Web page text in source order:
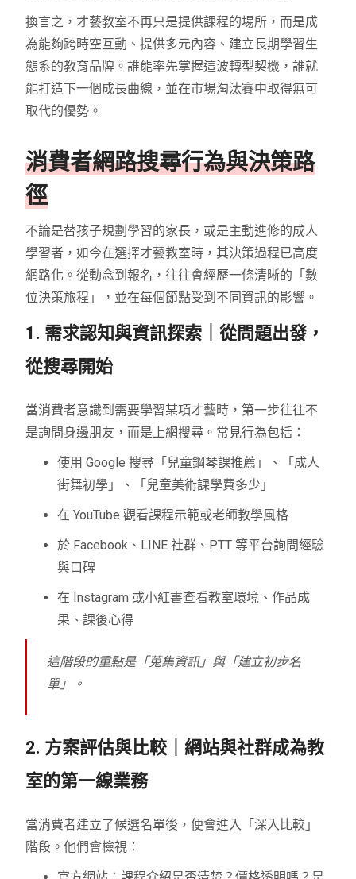
換言之，才藝教室不再只是提供課程的場所，而是成
為能夠跨時空互動、提供多元內容、建立長期學習生
態系的教育品牌。誰能率先掌握這波轉型契機，誰就
能打造下一個成長曲線，並在市場淘汰賽中取得無可
取代的優勢。
消費者網路搜尋行為與決策路
徑
不論是替孩子規劃學習的家長，或是主動進修的成人
學習者，如今在選擇才藝教室時，其決策過程已高度
網路化。從動念到報名，往往會經歷一條清晰的「數
位決策旅程」，並在每個節點受到不同資訊的影響。
1. 需求認知與資訊探索｜從問題出發，
從搜尋開始
當消費者意識到需要學習某項才藝時，第一步往往不
是詢問身邊朋友，而是上網搜尋。常見行為包括：
使用 Google 搜尋「兒童鋼琴課推薦」、「成人
街舞初學」、「兒童美術課學費多少」
在 YouTube 觀看課程示範或老師教學風格
於 Facebook、LINE 社群、PTT 等平台詢問經驗
與口碑
在 Instagram 或小紅書查看教室環境、作品成
果、課後心得
這階段的重點是「蒐集資訊」與「建立初步名
單」。
2. 方案評估與比較｜網站與社群成為教
室的第一線業務
當消費者建立了候選名單後，便會進入「深入比較」
階段。他們會檢視：